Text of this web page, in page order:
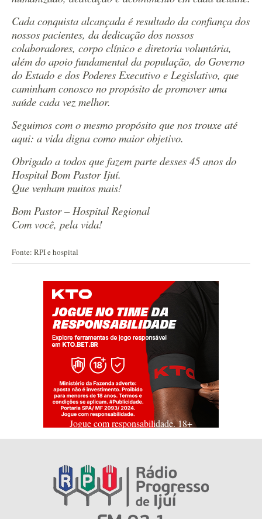
Cada conquista alcançada é resultado da confiança dos
nossos pacientes, da dedicação dos nossos
colaboradores, corpo clínico e diretoria voluntária,
além do apoio fundamental da população, do Governo
do Estado e dos Poderes Executivo e Legislativo, que
caminham conosco no propósito de promover uma
saúde cada vez melhor.
Seguimos com o mesmo propósito que nos trouxe até
aqui: a vida digna como maior objetivo.
Obrigado a todos que fazem parte desses 45 anos do
Hospital Bom Pastor Ijuí.
Que venham muitos mais!
Bom Pastor – Hospital Regional
Com você, pela vida!
Fonte: RPI e hospital
Jogue com responsabilidade. 18+